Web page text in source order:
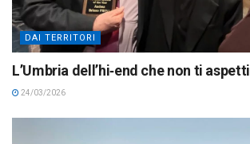
DAI TERRITORI
L’Umbria dell’hi‑end che non ti aspetti
24/03/2026